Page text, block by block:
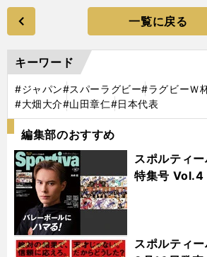
一覧に戻る
キーワード
#ジャパン#スパーラグビー#ラグビーＷ
#大畑大介#山田章仁#日本代表
編集部のおすすめ
スポルティ
特集号
スポルティ